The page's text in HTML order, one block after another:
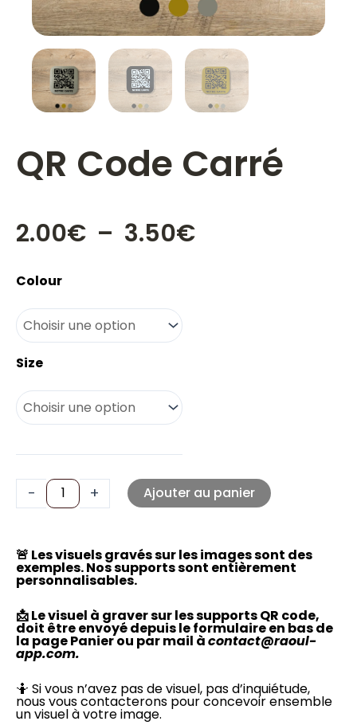
QR Code Carré
2.00€ – 3.50€Plage
Colour
Size
-
quantité
QR
Code
Carré
+ Ajouter au panier
🚨 Les visuels gravés sur les images sont des
exemples. Nos supports sont entièrement
personnalisables.
📩 Le visuel à graver sur les supports QR code,
doit être envoyé depuis le formulaire en bas de
la page Panier ou par mail àcontact@raoul-
app.com.
🤷 Si vous n’avez pas de visuel, pas d’inquiétude,
nous vous contacterons pour concevoir ensemble
un visuel à votre image.